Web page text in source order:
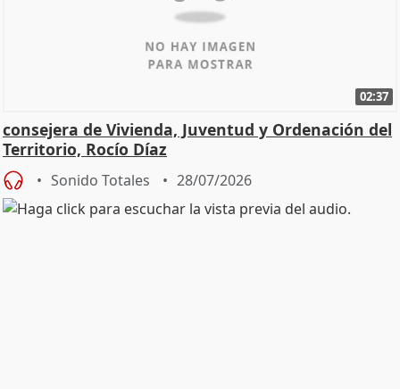
02:37
consejera de Vivienda, Juventud y Ordenación del
Territorio, Rocío Díaz
Sonido Totales 28/07/2026